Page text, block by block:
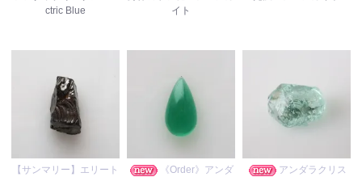
ctric Blue
イト
【サンマリー】エリート
《Order》アンダ
アンダラクリス